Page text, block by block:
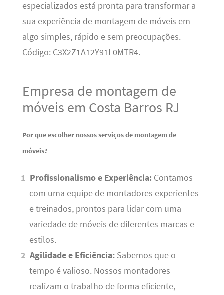
especializados está pronta para transformar a
sua experiência de montagem de móveis em
algo simples, rápido e sem preocupações.
Código: C3X2Z1A12Y91L0MTR4.
Empresa de montagem de
móveis em Costa Barros RJ
Por que escolher nossos serviços de montagem de
móveis?
Profissionalismo e Experiência: Contamos
com uma equipe de montadores experientes
e treinados, prontos para lidar com uma
variedade de móveis de diferentes marcas e
estilos.
Agilidade e Eficiência: Sabemos que o
tempo é valioso. Nossos montadores
realizam o trabalho de forma eficiente,